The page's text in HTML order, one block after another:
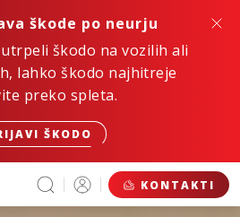
škode po neurju
škodo na vozilih ali
lahko škodo najhitreje
preko spleta.
ŠKODO
KONTAKTI